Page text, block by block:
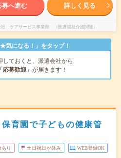
募へ進む 詳しく見る
社 ケアサービス事業部 （医療福祉介護関連）
気になる！」をタップ！
しておくと、派遣会社から
「応募歓迎」 が届きます！
保育園で子どもの健康管
り 土日祝日が休み WEB登録OK